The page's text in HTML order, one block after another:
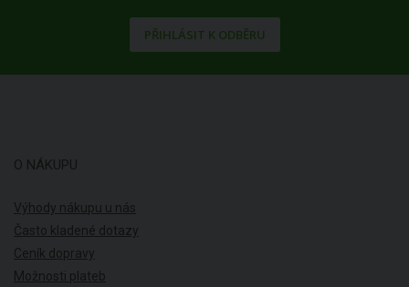
PŘIHLÁSIT K ODBĚRU
O NÁKUPU
Výhody nákupu u nás
Často kladené dotazy
Ceník dopravy
Možnosti plateb